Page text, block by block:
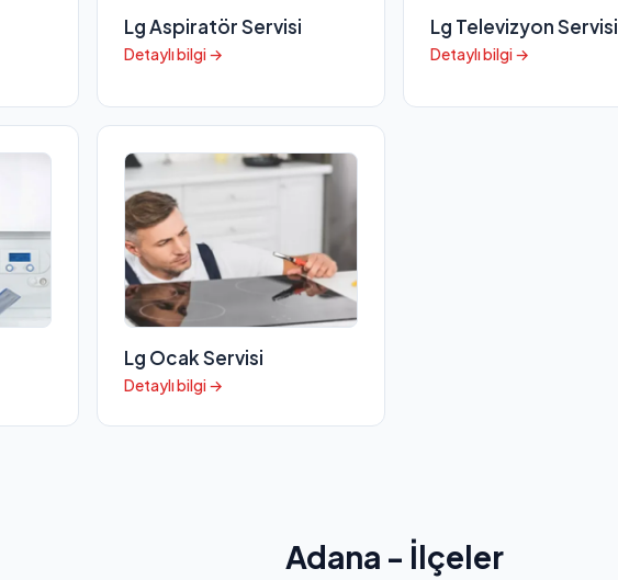
Lg Aspiratör Servisi
Detaylı bilgi →
Lg Televizyon Servisi
Detaylı bilgi →
Lg Ocak Servisi
Detaylı bilgi →
Adana - İlçeler